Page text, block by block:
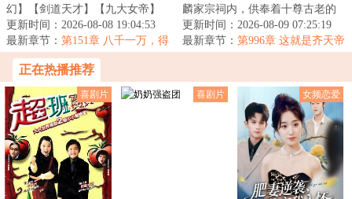
幻】【剑道天才】【九大女帝】
大乾王朝少年将军，叶玄，身怀
五大至宝，遭莫须...
更新时间：2026-08-08 19:04:53
最新章节： 第151章 八千一万，得
保护我
麟家宗祠内，供奉着十尊古老的
先祖灵牌，世人不知其名，亦不
晓其往事。直到...
更新时间：2026-08-09 07:25:19
最新章节： 第996章 这就是齐天帝
正在热播推荐
喜剧片 喜剧片 女频恋爱